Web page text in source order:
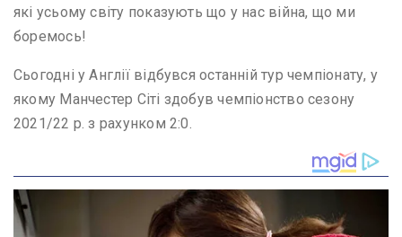
які усьому світу показують що у нас війна, що ми
боремось!
Сьогодні у Англії відбувся останній тур чемпіонату, у
якому Манчестер Сіті здобув чемпіонство сезону
2021/22 р. з рахунком 2:0.